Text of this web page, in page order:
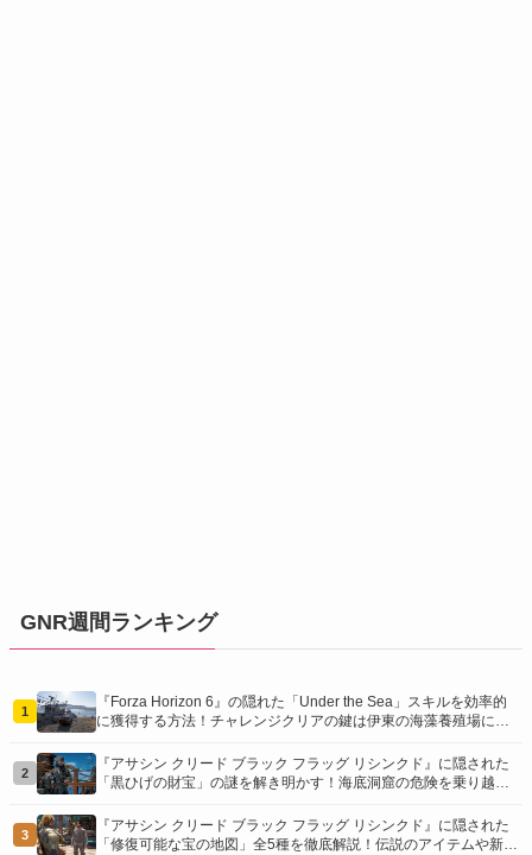
GNR週間ランキング
1
『Forza Horizon 6』の隠れた「Under the Sea」スキルを効率的
に獲得する方法！チャレンジクリアの鍵は伊東の海藻養殖場にあ
2
『アサシン クリード ブラック フラッグ リシンクド』に隠された
「黒ひげの財宝」の謎を解き明かす！海底洞窟の危険を乗り越
3
『アサシン クリード ブラック フラッグ リシンクド』に隠された
「修復可能な宝の地図」全5種を徹底解説！伝説のアイテムや新衣